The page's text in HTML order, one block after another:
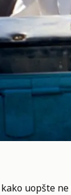
uopšte